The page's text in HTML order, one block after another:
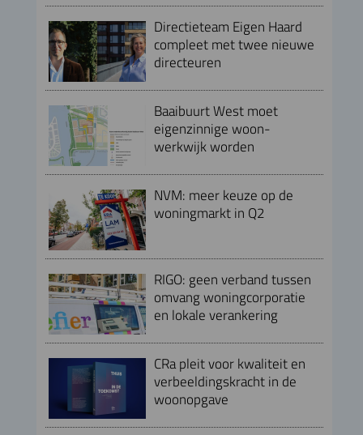
Directieteam Eigen Haard
compleet met twee nieuwe
directeuren
Baaibuurt West moet
eigenzinnige woon-
werkwijk worden
NVM: meer keuze op de
woningmarkt in Q2
RIGO: geen verband tussen
omvang woningcorporatie
en lokale verankering
CRa pleit voor kwaliteit en
verbeeldingskracht in de
woonopgave